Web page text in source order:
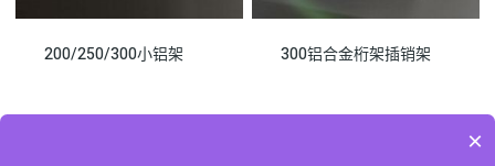
200/250/300小铝架 300铝合金桁架插销架
×